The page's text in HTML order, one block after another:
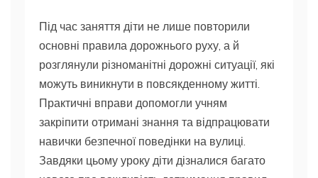
Під час заняття діти не лише повторили
основні правила дорожнього руху, а й
розглянули різноманітні дорожні ситуації, які
можуть виникнути в повсякденному житті.
Практичні вправи допомогли учням
закріпити отримані знання та відпрацювати
навички безпечної поведінки на вулиці.
Завдяки цьому уроку діти дізналися багато